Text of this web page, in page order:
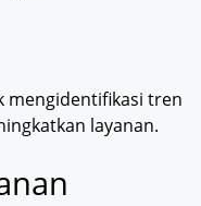
mengidentifikasi tren
layanan.